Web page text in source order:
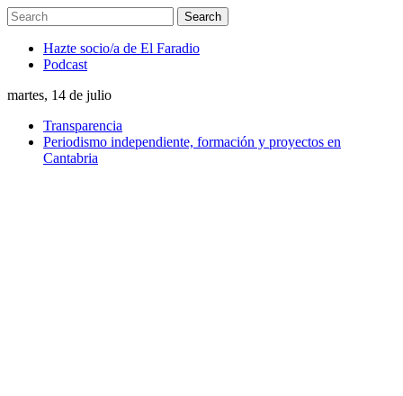
Hazte socio/a de El Faradio
Podcast
martes, 14 de julio
Transparencia
Periodismo independiente, formación y proyectos en
Cantabria